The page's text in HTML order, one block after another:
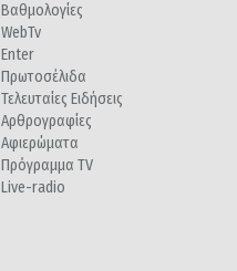
Βαθμολογίες
WebTv
Enter
Πρωτοσέλιδα
Τελευταίες Ειδήσεις
Αρθρογραφίες
Αφιερώματα
Πρόγραμμα TV
Live-radio